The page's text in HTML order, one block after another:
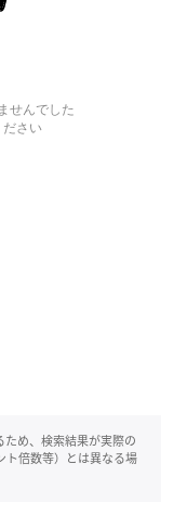
せんでした
ださい
め、検索結果が実際の
ト倍数等）とは異なる場